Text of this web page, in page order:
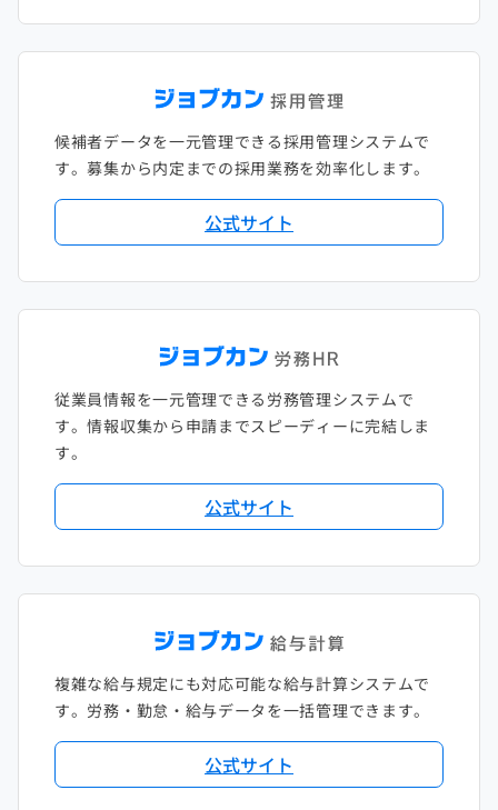
候補者データを一元管理できる採用管理システムで
す。募集から内定までの採用業務を効率化します。
公式サイト
従業員情報を一元管理できる労務管理システムで
す。情報収集から申請までスピーディーに完結しま
す。
公式サイト
複雑な給与規定にも対応可能な給与計算システムで
す。労務・勤怠・給与データを一括管理できます。
公式サイト